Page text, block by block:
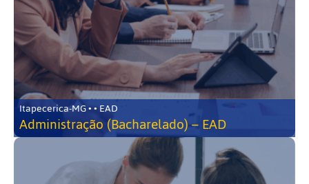
Itapecerica-MG • • EAD
Administração (Bacharelado) – EAD